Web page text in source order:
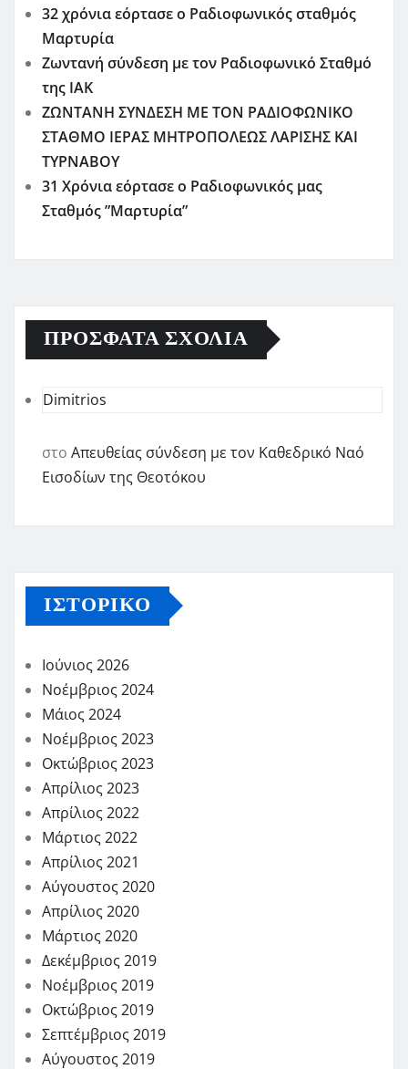
32 χρόνια εόρτασε ο Ραδιοφωνικός σταθμός
Μαρτυρία
Ζωντανή σύνδεση με τον Ραδιοφωνικό Σταθμό
της ΙΑΚ
ΖΩΝΤΑΝΗ ΣΥΝΔΕΣΗ ΜΕ ΤΟΝ ΡΑΔΙΟΦΩΝΙΚΟ
ΣΤΑΘΜΟ ΙΕΡΑΣ ΜΗΤΡΟΠΟΛΕΩΣ ΛΑΡΙΣΗΣ ΚΑΙ
ΤΥΡΝΑΒΟΥ
31 Χρόνια εόρτασε ο Ραδιοφωνικός μας
Σταθμός ”Μαρτυρία”
ΠΡΌΣΦΑΤΑ ΣΧΌΛΙΑ
Dimitrios
στο Απευθείας σύνδεση με τον Καθεδρικό Ναό
Εισοδίων της Θεοτόκου
ΙΣΤΟΡΙΚΌ
Ιούνιος 2026
Νοέμβριος 2024
Μάιος 2024
Νοέμβριος 2023
Οκτώβριος 2023
Απρίλιος 2023
Απρίλιος 2022
Μάρτιος 2022
Απρίλιος 2021
Αύγουστος 2020
Απρίλιος 2020
Μάρτιος 2020
Δεκέμβριος 2019
Νοέμβριος 2019
Οκτώβριος 2019
Σεπτέμβριος 2019
Αύγουστος 2019